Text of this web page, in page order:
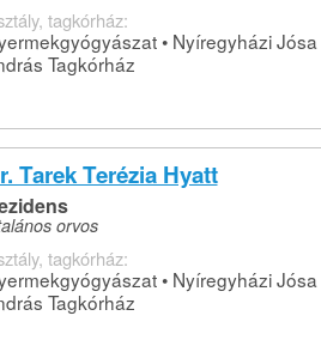
tagkórház:
• Nyíregyházi Jósa
Tagkórház
Tarek Terézia Hyatt
orvos
tagkórház:
• Nyíregyházi Jósa
Tagkórház